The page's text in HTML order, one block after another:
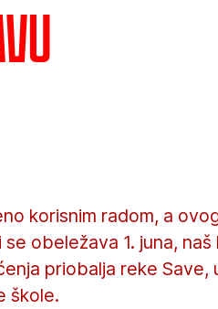
korisnim radom, a
obeležava 1. juna,
priobalja reke
škole.